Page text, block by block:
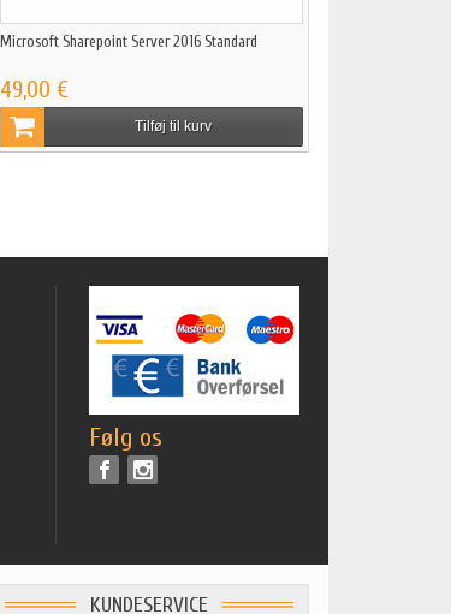
Microsoft Sharepoint Server 2016 Standard
49,00 €
Tilføj til kurv
Følg os
KUNDESERVICE